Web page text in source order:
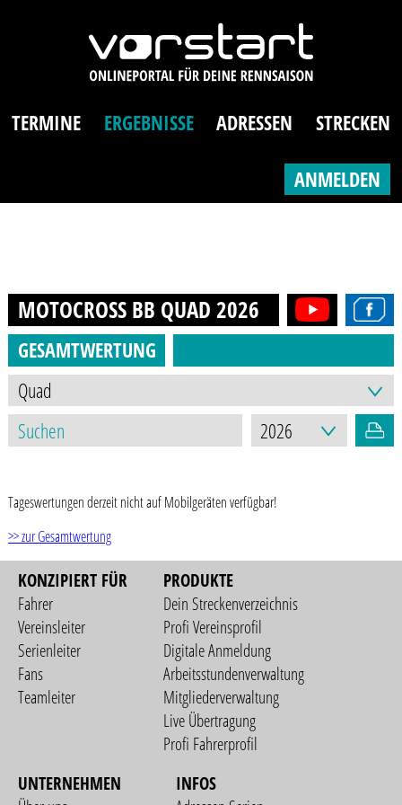
TERMINE ERGEBNISSE ADRESSEN STRECKEN
ANMELDEN
MOTOCROSS BB QUAD 2026
GESAMTWERTUNG
Tageswertungen derzeit nicht auf Mobilgeräten verfügbar!
>> zur Gesamtwertung
KONZIPIERT FÜR
Fahrer
Vereinsleiter
Serienleiter
Fans
Teamleiter
PRODUKTE
Dein Streckenverzeichnis
Profi Vereinsprofil
Digitale Anmeldung
Arbeitsstundenverwaltung
Mitgliederverwaltung
Live Übertragung
Profi Fahrerprofil
UNTERNEHMEN
INFOS